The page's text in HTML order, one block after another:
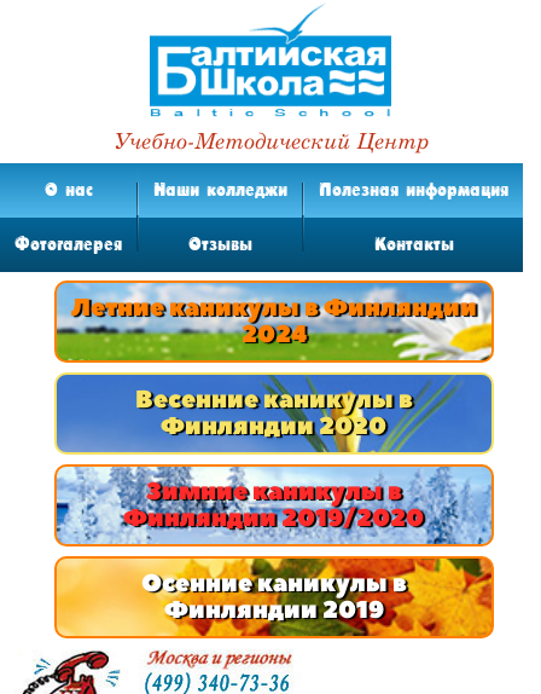
Летние каникулы в Финляндии
2024
Весенние каникулы в
Финляндии 2020
Зимние каникулы в
Финляндии 2019/2020
Осенние каникулы в
Финляндии 2019
Учебно-Методический Центр
О нас Наши колледжи Полезная информация
Фотогалерея Отзывы Контакты